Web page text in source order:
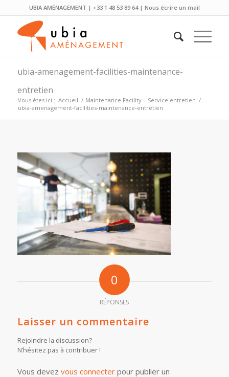
UBIA AMÉNAGEMENT | +33 1 48 53 89 64 | Nous écrire un mail
ubia-amenagement-facilities-maintenance-
entretien
Vous êtes ici : Accueil / Maintenance Facility – Service entretien /
ubia-amenagement-facilities-maintenance-entretien
0
RÉPONSES
Laisser un commentaire
Rejoindre la discussion?
N’hésitez pas à contribuer !
Vous devez vous connecterpour publier un